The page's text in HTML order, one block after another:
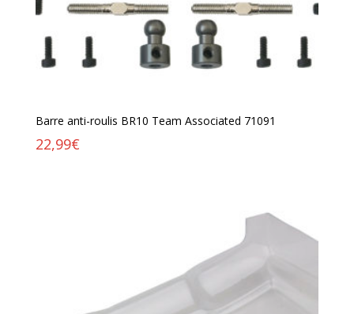
Barre anti-roulis BR10 Team Associated 71091
22,99€